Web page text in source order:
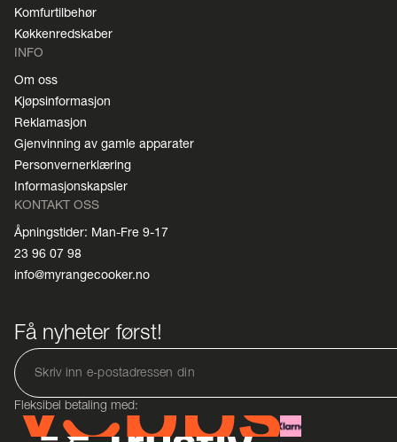
Komfurtilbehør
Køkkenredskaber
INFO
Om oss
Kjøpsinformasjon
Reklamasjon
Gjenvinning av gamle apparater
Personvernerklæring
Informasjonskapsler
KONTAKT OSS
Åpningstider: Man-Fre 9-17
23 96 07 98
info@myrangecooker.no
Få nyheter først!
Fleksibel betaling med: